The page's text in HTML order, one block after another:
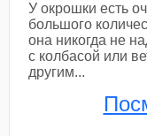
У окрошки есть
большого
она никогда не
с колбасой или
другим...